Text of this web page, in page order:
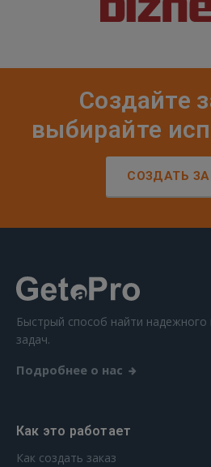
Создайте
выбирайте
СОЗДАТЬ
Быстрый способ найти
задач.
Подробнее о нас
Как это работает
Как создать заказ